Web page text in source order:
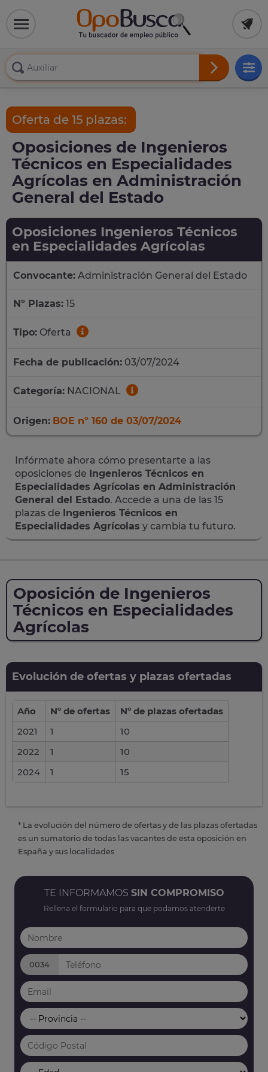
Oferta de 15 plazas:
Oposiciones de Ingenieros
Técnicos en Especialidades
Agrícolas en Administración
General del Estado
Oposiciones Ingenieros Técnicos
en Especialidades Agrícolas
Convocante: Administración General del Estado
Nº Plazas: 15
Tipo: Oferta
Fecha de publicación: 03/07/2024
Categoría: NACIONAL
Origen: BOE nº 160 de 03/07/2024
Infórmate ahora cómo presentarte a las
oposiciones de Ingenieros Técnicos en
Especialidades Agrícolas en Administración
General del Estado. Accede a una de las 15
plazas de Ingenieros Técnicos en
Especialidades Agrícolas y cambia tu futuro.
Oposición de Ingenieros
Técnicos en Especialidades
Agrícolas
Evolución de ofertas y plazas ofertadas
Año Nº de ofertas
Nº de plazas ofertadas
2021
1
10
2022
1
10
2024
1 15
* La evolución del número de ofertas y de las plazas ofertadas
es un sumatorio de todas las vacantes de esta oposición en
España y sus localidades
TE INFORMAMOS SIN COMPROMISO
Rellena el formulario para que podamos atenderte
0034